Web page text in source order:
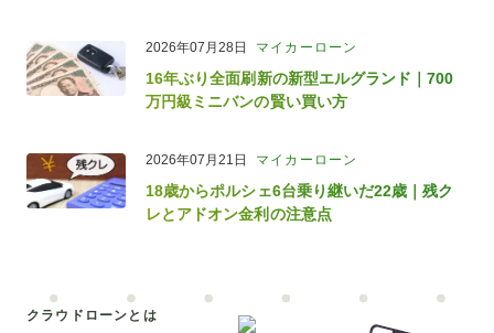
2026年07月28日 マイカーローン
16年ぶり全面刷新の新型エルグランド｜700
万円級ミニバンの賢い買い方
2026年07月21日 マイカーローン
18歳からポルシェ6台乗り継いだ22歳｜残ク
レとアドオン金利の注意点
クラウドローンとは